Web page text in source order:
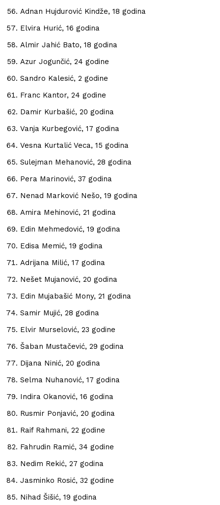
Adnan Hujdurović Kindže, 18 godina
Elvira Hurić, 16 godina
Almir Jahić Bato, 18 godina
Azur Jogunčić, 24 godine
Sandro Kalesić, 2 godine
Franc Kantor, 24 godine
Damir Kurbašić, 20 godina
Vanja Kurbegović, 17 godina
Vesna Kurtalić Veca, 15 godina
Sulejman Mehanović, 28 godina
Pera Marinović, 37 godina
Nenad Marković Nešo, 19 godina
Amira Mehinović, 21 godina
Edin Mehmedović, 19 godina
Edisa Memić, 19 godina
Adrijana Milić, 17 godina
Nešet Mujanović, 20 godina
Edin Mujabašić Mony, 21 godina
Samir Mujić, 28 godina
Elvir Murselović, 23 godine
Šaban Mustačević, 29 godina
Dijana Ninić, 20 godina
Selma Nuhanović, 17 godina
Indira Okanović, 16 godina
Rusmir Ponjavić, 20 godina
Raif Rahmani, 22 godine
Fahrudin Ramić, 34 godine
Nedim Rekić, 27 godina
Jasminko Rosić, 32 godine
Nihad Šišić, 19 godina